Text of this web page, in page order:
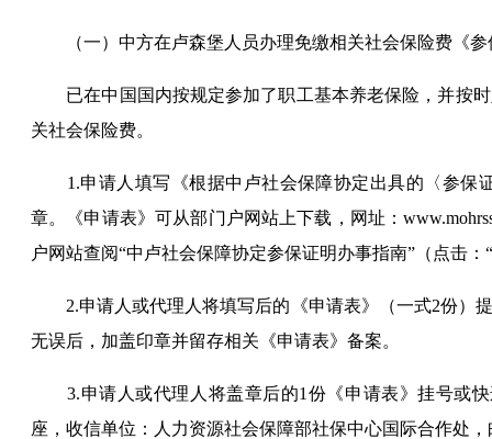
（一）中方在卢森堡人员办理免缴相关社会保险费《
已在中国国内按规定参加了职工基本养老保险，并按
关社会保险费。
1.申请人填写《根据中 卢社会保障协定出具的〈参保
章。《申请表》可从部门户网站上下载，网址：
户网站查阅“中 卢社会保障协定参保证明办事指南”（点击：
2.申请人或代理人将填写后的《申请表》（一式2份）
无误后，加盖印章并留存相关《申请表》备案。
3.申请人或代理人将盖章后的1份《申请表》挂号或
座，收信单位：人力资源社会保障部社保中心国际合作处，